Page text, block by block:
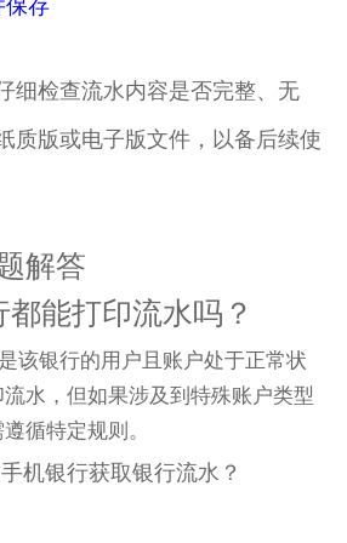
保存
细检查流水内容是否完整、无
质版或电子版文件，以备后续使
解答
能打印流水吗？
该银行的用户且账户处于正常状
水，但如果涉及到特殊账户类型
循特定规则。
机银行获取银行流水？